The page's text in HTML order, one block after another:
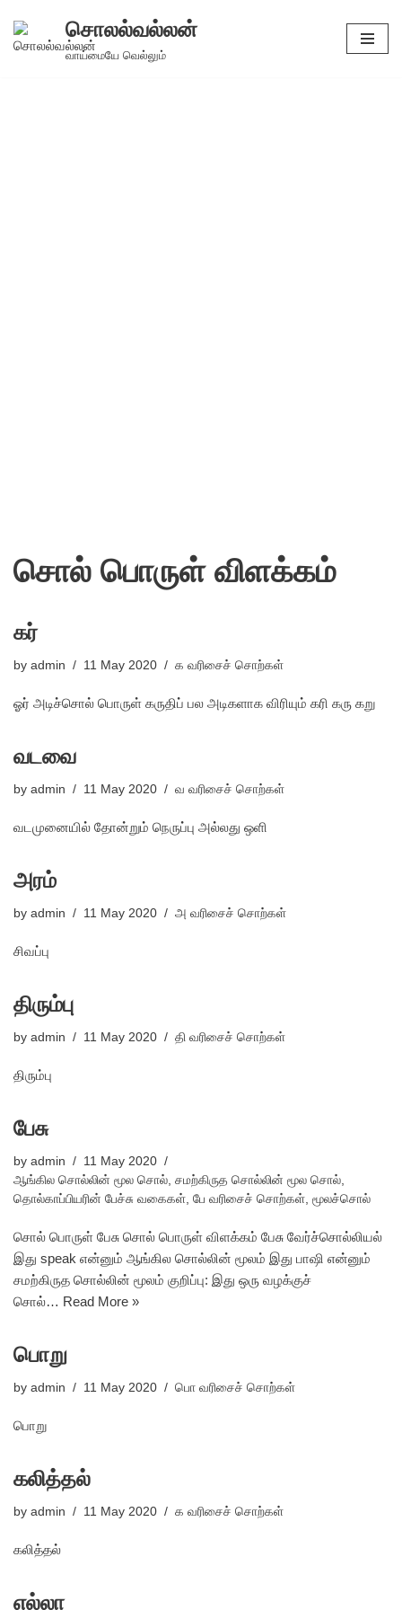
Skip
சொலல்வல்லன்
வாய்மையே வெல்லும்
சொல் பொருள் விளக்கம்
கர்
by admin 11 May 2020 க வரிசைச் சொற்கள்
ஓர் அடிச்சொல் பொருள் கருதிப் பல அடிகளாக விரியும் கரி கரு கறு
வடவை
by admin 11 May 2020 வ வரிசைச் சொற்கள்
வடமுனையில் தோன்றும் நெருப்பு அல்லது ஒளி
அரம்
by admin 11 May 2020 அ வரிசைச் சொற்கள்
சிவப்பு
திரும்பு
by admin 11 May 2020 தி வரிசைச் சொற்கள்
திரும்பு
பேசு
by admin
11 May 2020
ஆங்கில சொல்லின் மூல சொல், சமற்கிருத சொல்லின் மூல சொல்,
தொல்காப்பியரின் பேச்சு வகைகள், பே வரிசைச் சொற்கள், மூலச்சொல்
சொல் பொருள் பேசு சொல் பொருள் விளக்கம் பேசு வேர்ச்சொல்லியல்
இது speak என்னும் ஆங்கில சொல்லின் மூலம் இது பாஷி என்னும்
சமற்கிருத சொல்லின் மூலம் குறிப்பு: இது ஒரு வழக்குச்
சொல்… Read More »
பொறு
by admin 11 May 2020 பொ வரிசைச் சொற்கள்
பொறு
கலித்தல்
by admin 11 May 2020 க வரிசைச் சொற்கள்
கலித்தல்
எல்லா